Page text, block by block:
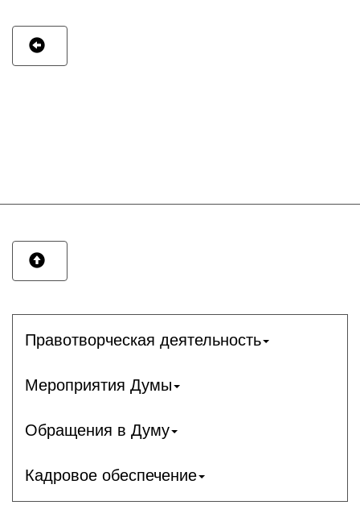
Правотворческая деятельность
Мероприятия Думы
Обращения в Думу
Кадровое обеспечение